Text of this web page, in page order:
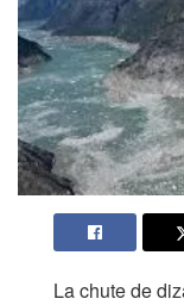
La chute de